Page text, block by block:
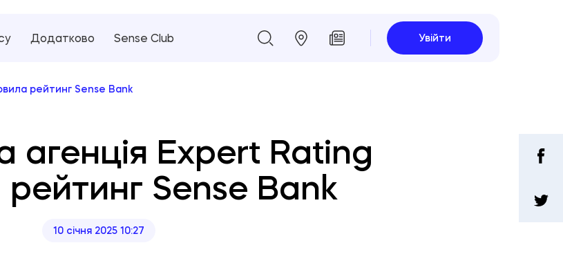
Додатково Sense Club Увійти
рейтинг Sense Bank
агенція Expert Rating
Sense Bank
10 січня 2025 10:27